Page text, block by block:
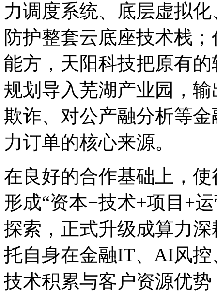
力调度系统、底层虚拟
防护整套云底座技术栈
能方，天阳科技把原有
规划导入芜湖产业园，
欺诈、对公产融分析等
力订单的核心来源。
在良好的合作基础上，
形成“资本+技术+项目+
探索，正式升级成算力
托自身在金融IT、AI风
技术积累与客户资源优